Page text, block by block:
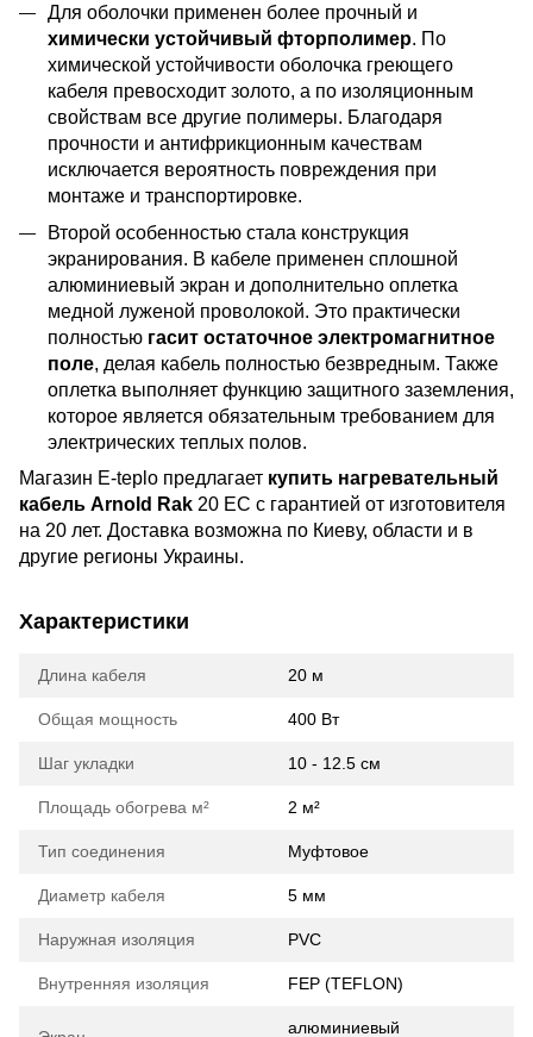
Для оболочки применен более прочный и
химически устойчивый фторполимер. По
химической устойчивости оболочка греющего
кабеля превосходит золото, а по изоляционным
свойствам все другие полимеры. Благодаря
прочности и антифрикционным качествам
исключается вероятность повреждения при
монтаже и транспортировке.
Второй особенностью стала конструкция
экранирования. В кабеле применен сплошной
алюминиевый экран и дополнительно оплетка
медной луженой проволокой. Это практически
полностью гасит остаточное электромагнитное
поле, делая кабель полностью безвредным. Также
оплетка выполняет функцию защитного заземления,
которое является обязательным требованием для
электрических теплых полов.
Магазин E-teplo предлагает купить нагревательный
кабель Arnold Rak 20 EC с гарантией от изготовителя
на 20 лет. Доставка возможна по Киеву, области и в
другие регионы Украины.
Характеристики
Длина кабеля 20 м
Общая мощность 400 Вт
Шаг укладки 10 - 12.5 см
Площадь обогрева м² 2 м²
Тип соединения Муфтовое
Диаметр кабеля 5 мм
Наружная изоляция PVC
Внутренняя изоляция FEP (TEFLON)
алюминиевый